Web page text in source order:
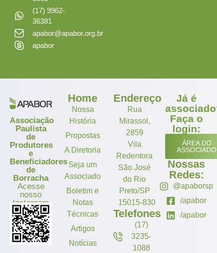
(17) 9962-
36381
apabor@apabor.org.br
apabor
Associação
Paulista
de
Produtores
e
Beneficiadores
de
Borracha
Acesse
nosso
Instagram
Home
Nossa
História
Propostas
A Diretoria
Seja um
Associado
Boletim e
Notas
Técnicas
Artigos
Notícias
Endereço
Rua
Mirassol,
2859
Vila
Redentora
São José
do Rio
Preto/SP
15015-830
Telefones
(17)
3235-
1088
Já é
Faça o
login:
ÁREA DO
ASSOCIADO
Nossas
Redes:
@apaborsp
/apabor
/apabor